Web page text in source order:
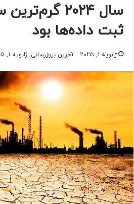
سال ۲۰۲۴
ثبت داده‌ها بود
ژانویه 1, 2025 آخرین بروزرسانی: ژانویه 1, 2025